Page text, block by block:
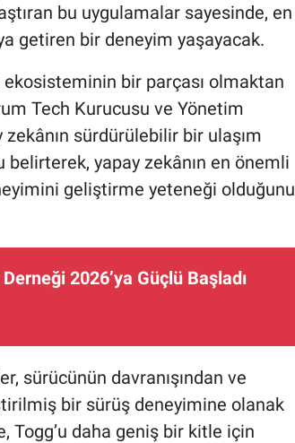
bu uygulamalar sayesinde, en
getiren bir deneyim yaşayacak.
ekosisteminin bir parçası olmaktan
Tech Kurucusu ve Yönetim
zekânın sürdürülebilir bir ulaşım
yapay zekânın en önemli
geliştirme yeteneği olduğunu
2026’ya Güçlü Başladı
sürücünün davranışından ve
bir sürüş deneyimine olanak
Togg’u daha geniş bir kitle için